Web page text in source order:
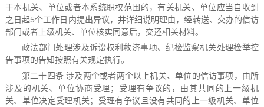
于本机关、单位或者本系统职权范围的，有关机关、单位应当自收到
之日起5个工作日内提出异议，并详细说明理由，经转送、交办的信访
部门或者上级机关、单位核实同意后，交还相关材料。
政法部门处理涉及诉讼权利救济事项、纪检监察机关处理检举控
告事项的告知按照有关规定执行。
第二十四条 涉及两个或者两个以上机关、单位的信访事项，由所
涉及的机关、单位协商受理；受理有争议的，由其共同的上一级机
关、单位决定受理机关；受理有争议且没有共同的上一级机关、单位